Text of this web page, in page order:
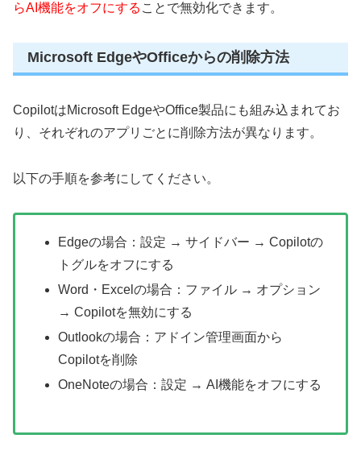
らAI機能をオフにする ことで無効化できます。
Microsoft EdgeやOfficeからの削除方法
CopilotはMicrosoft EdgeやOffice製品にも組み込まれてお
り、それぞれのアプリごとに削除方法が異なります。
以下の手順を参考にしてください。
Edgeの場合：設定 → サイドバー → Copilotの
トグルをオフにする
Word・Excelの場合：ファイル → オプション
→ Copilotを無効にする
Outlookの場合：アドイン管理画面から
Copilotを削除
OneNoteの場合：設定 → AI機能をオフにする